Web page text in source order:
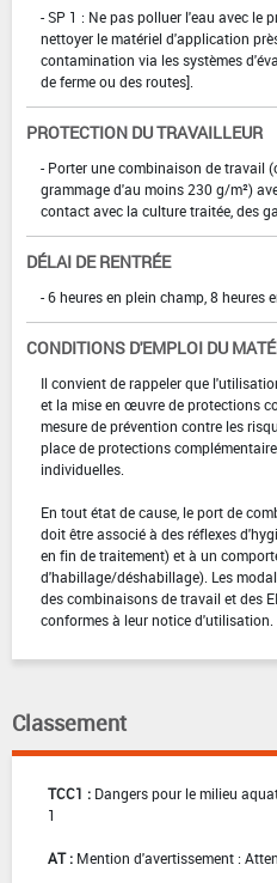
- SP 1 : Ne pas polluer l'eau avec le
nettoyer le matériel d'application
contamination via les systèmes
de ferme ou des routes].
PROTECTION DU TRAVAILLEUR
- Porter une combinaison de travail
grammage d'au moins 230 g/m²)
contact avec la culture traitée, des
DÉLAI DE RENTRÉE
- 6 heures en plein champ, 8 heures
CONDITIONS D'EMPLOI DU
Il convient de rappeler que
et la mise en œuvre de protections
mesure de prévention contre les
place de protections
individuelles.
En tout état de cause, le port de
doit être associé à des réflexes
en fin de traitement) et à un
d'habillage/déshabillage). Les
des combinaisons de travail et des
conformes à leur notice d'utilisation.
Classement
TCC1 : Dangers pour le milieu
1
AT : Mention d'avertissement :